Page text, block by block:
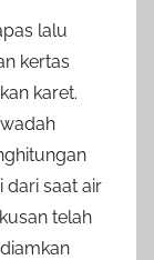
lalu
kertas
karet.
dari saat air
telah